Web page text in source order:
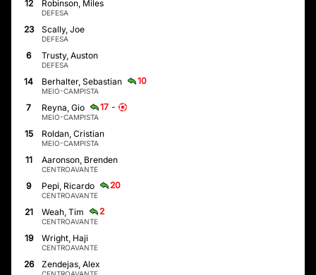
12 Robinson, Miles
DEFESA
23 Scally, Joe
DEFESA
6 Trusty, Auston
DEFESA
14 Berhalter, Sebastian 10
MEIO-CAMPISTA
7 Reyna, Gio 17 -
MEIO-CAMPISTA
15 Roldan, Cristian
MEIO-CAMPISTA
11 Aaronson, Brenden
CENTROAVANTE
9 Pepi, Ricardo 20
CENTROAVANTE
21 Weah, Tim 2
CENTROAVANTE
19 Wright, Haji
CENTROAVANTE
26 Zendejas, Alex